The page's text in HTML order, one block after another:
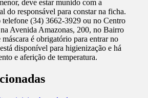
deve estar munido com a
do responsável para constar na ficha.
(34) 3662-3929 ou no Centro
Avenida Amazonas, 200, no Bairro
é obrigatório para entrar no
disponível para higienização e há
e aferição de temperatura.